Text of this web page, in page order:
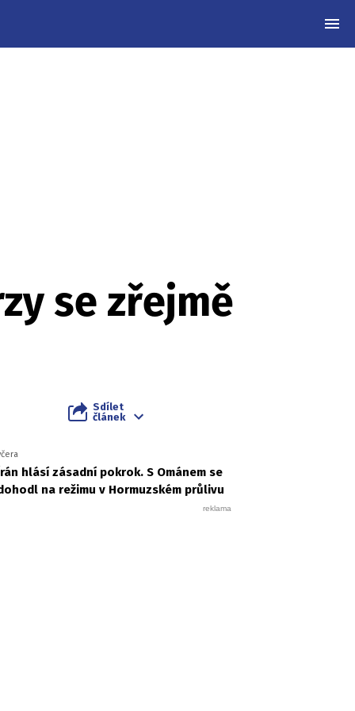
se zřejmě
Sdílet
článek
hlásí zásadní pokrok. S Ománem se
na režimu v Hormuzském průlivu